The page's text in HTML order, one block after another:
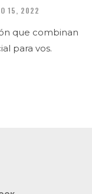
15, 2022
que combinan
para vos.